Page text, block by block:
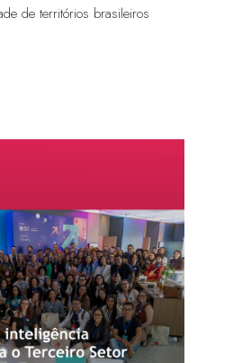
de territórios brasileiros